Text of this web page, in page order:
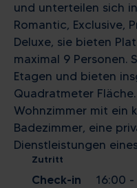
und unterteilen sich
Romantic, Exclusive,
Deluxe, sie bieten
maximal 9 Personen.
Etagen und bieten
Quadratmeter
Wohnzimmer mit ein
Badezimmer, eine
Dienstleistungen
Zutritt
Check-in
16:00 -